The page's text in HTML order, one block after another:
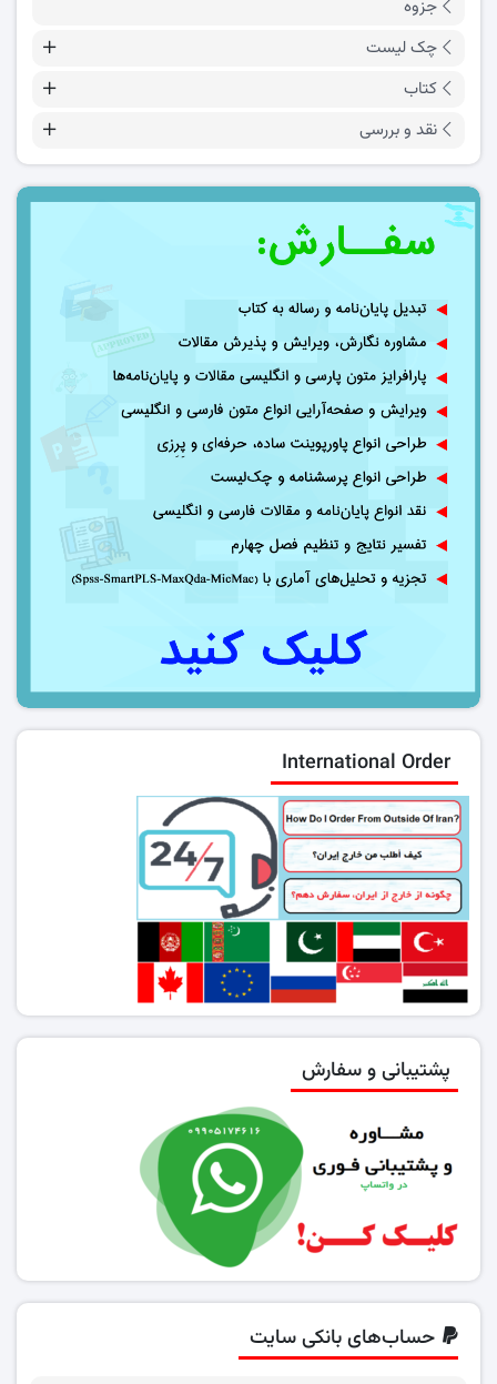
جزوه
چک لیست
کتاب
نقد و بررسی
International Order
پشتیبانی و سفارش
حساب‌های بانکی سایت